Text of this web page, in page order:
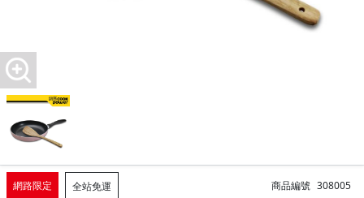
網路限定 全站免運 商品編號 308005